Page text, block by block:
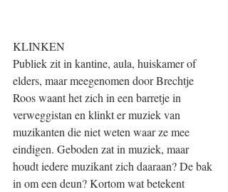
KLINKEN
Publiek zit in kantine, aula, huiskamer of
elders, maar meegenomen door Brechtje
Roos waant het zich in een barretje in
verweggistan en klinkt er muziek van
muzikanten die niet weten waar ze mee
eindigen. Geboden zat in muziek, maar
houdt iedere muzikant zich daaraan? De bak
in om een deun? Kortom wat betekent